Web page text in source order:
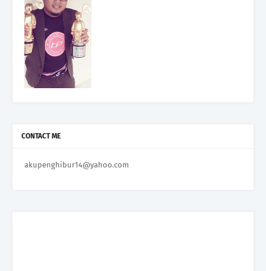
CONTACT ME
akupenghibur14@yahoo.com